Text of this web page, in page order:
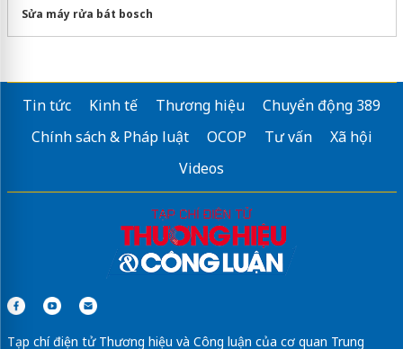
Sửa máy rửa bát bosch
Tin tức Kinh tế Thương hiệu
Chuyển động 389
Chính sách & Pháp luật
OCOP Tư vấn
Xã hội
Videos
Tạp chí điện tử Thương hiệu và Công luận của cơ quan Trung